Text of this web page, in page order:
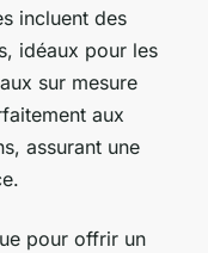
incluent des
idéaux pour les
sur mesure
aux
assurant une
pour offrir un